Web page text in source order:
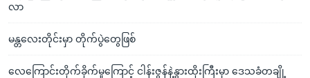
လာ
မန္တလေးတိုင်းမှာ တိုက်ပွဲတွေဖြစ်
လေကြောင်းတိုက်ခိုက်မှုကြောင့် ငါန်းဇွန်နဲ့နွားထိုးကြီးမှာ ဒေသခံတချို့